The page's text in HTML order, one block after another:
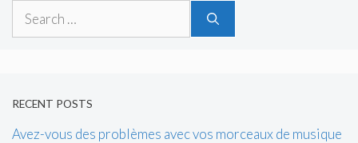
Search
RECENT POSTS
Avez-vous des problèmes avec vos morceaux de musique